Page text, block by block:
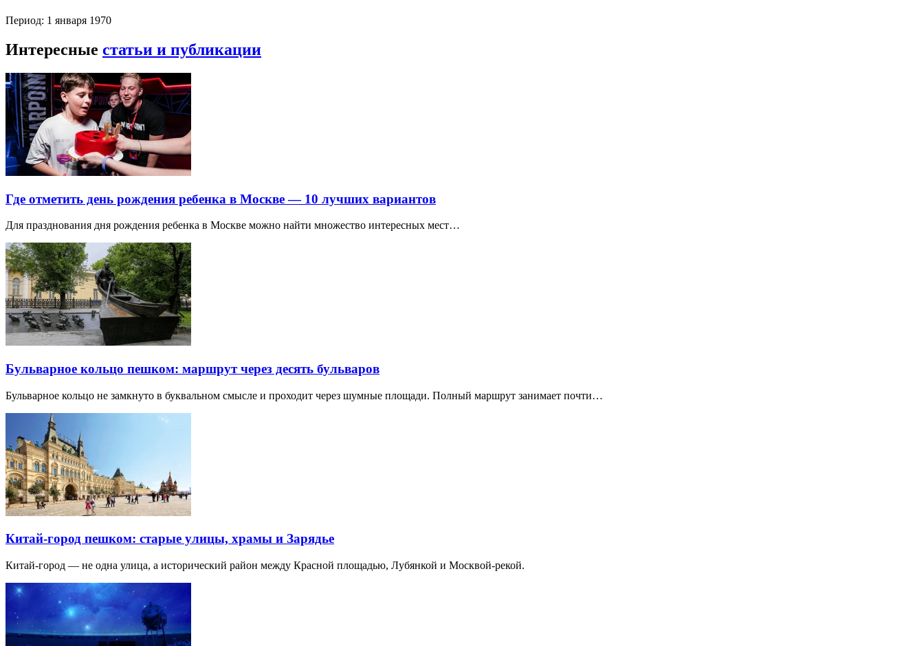
Период: 1 января 1970
Интересные статьи и публикации
Где отметить день рождения ребенка в Москве — 10 лучших вариантов
Для празднования дня рождения ребенка в Москве можно найти множество интересных мест…
Бульварное кольцо пешком: маршрут через десять бульваров
Бульварное кольцо не замкнуто в буквальном смысле и проходит через шумные площади. Полный маршрут занимает почти…
Китай-город пешком: старые улицы, храмы и Зарядье
Китай-город — не одна улица, а исторический район между Красной площадью, Лубянкой и Москвой-рекой.